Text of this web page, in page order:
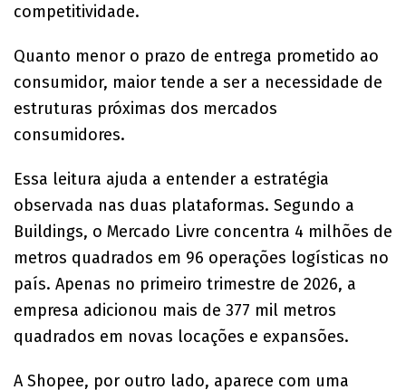
competitividade.
Quanto menor o prazo de entrega prometido ao
consumidor, maior tende a ser a necessidade de
estruturas próximas dos mercados
consumidores.
Essa leitura ajuda a entender a estratégia
observada nas duas plataformas. Segundo a
Buildings, o Mercado Livre concentra 4 milhões de
metros quadrados em 96 operações logísticas no
país. Apenas no primeiro trimestre de 2026, a
empresa adicionou mais de 377 mil metros
quadrados em novas locações e expansões.
A Shopee, por outro lado, aparece com uma